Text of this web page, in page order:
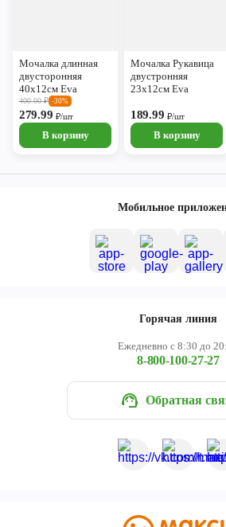
Мочалка длинная
двусторонняя
40х12см Eva
400.00₽ -30%
279.99 ₽/шт
В корзину
Мочалка Рукавица
двустронняя
23х12см Eva
189.99 ₽/шт
В корзину
Мобильное
Горячая линия
Ежедневно с 8:30 до
8-800-100-27-27
Обратная